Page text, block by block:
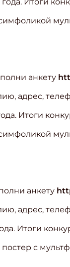
анкету
адрес,
Итоги
анкету
адрес,
Итоги
с